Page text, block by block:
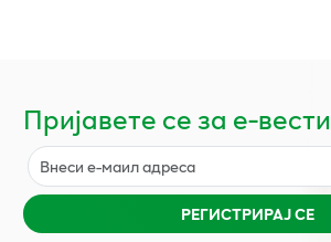
Пријавете се за е-вести
РЕГИСТРИРАЈ СЕ